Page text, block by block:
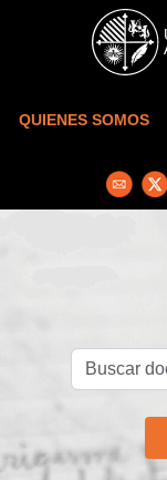
Skip to main content
QUIENES SOMOS